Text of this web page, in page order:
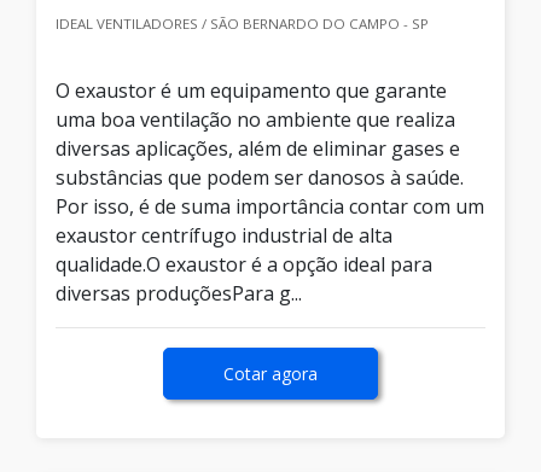
IDEAL VENTILADORES / SÃO BERNARDO DO CAMPO - SP
O exaustor é um equipamento que garante
uma boa ventilação no ambiente que realiza
diversas aplicações, além de eliminar gases e
substâncias que podem ser danosos à saúde.
Por isso, é de suma importância contar com um
exaustor centrífugo industrial de alta
qualidade.O exaustor é a opção ideal para
diversas produçõesPara g...
Cotar agora